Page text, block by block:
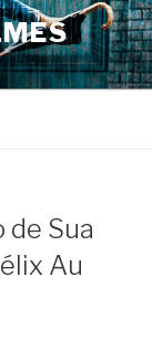
Sua
Au